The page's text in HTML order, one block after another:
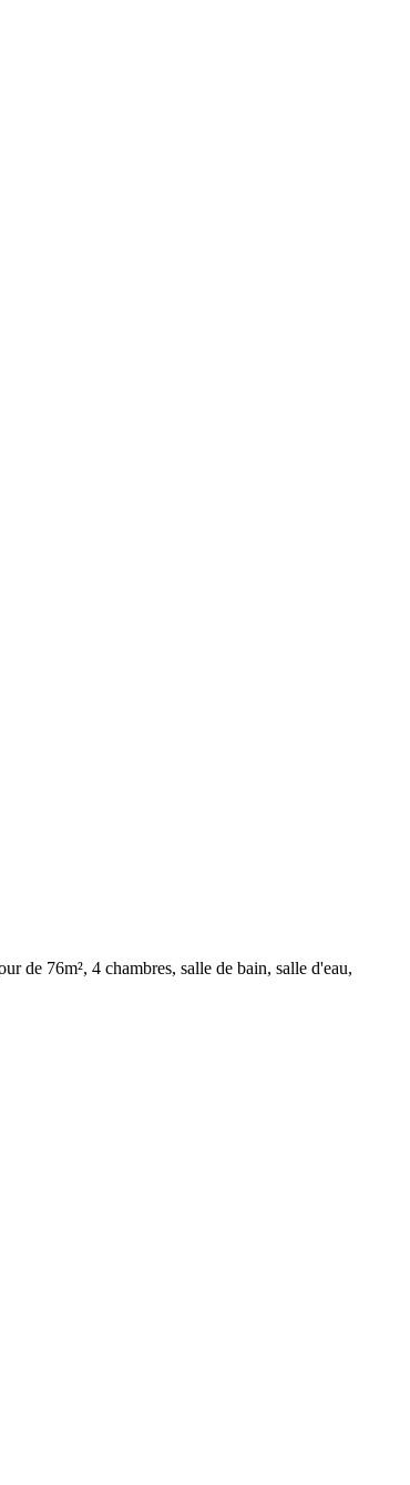
de 76m², 4 chambres, salle de bain, salle d'eau,